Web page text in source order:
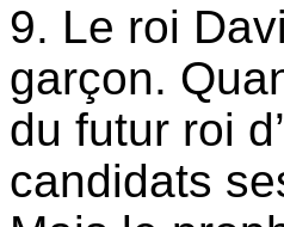
9. Le roi
garçon.
du futur roi
candidats